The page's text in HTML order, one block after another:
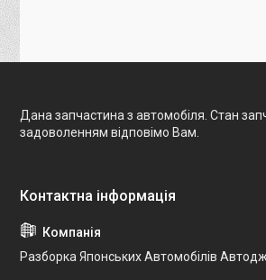
Дана запчастина з автомобіля. Стан
задоволенням відповімо Вам.
Разборка Японських Автомобілів